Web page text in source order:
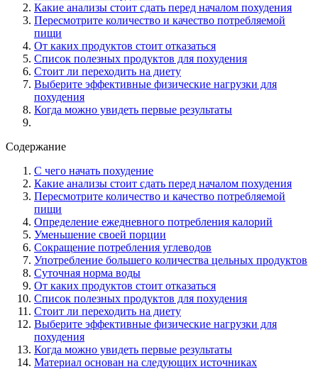
Какие анализы стоит сдать перед началом похудения
Пересмотрите количество и качество потребляемой
пищи
От каких продуктов стоит отказаться
Список полезных продуктов для похудения
Стоит ли переходить на диету
Выберите эффективные физические нагрузки для
похудения
Когда можно увидеть первые результаты
Содержание
С чего начать похудение
Какие анализы стоит сдать перед началом похудения
Пересмотрите количество и качество потребляемой
пищи
Определение ежедневного потребления калорий
Уменьшение своей порции
Сокращение потребления углеводов
Употребление большего количества цельных продуктов
Суточная норма воды
От каких продуктов стоит отказаться
Список полезных продуктов для похудения
Стоит ли переходить на диету
Выберите эффективные физические нагрузки для
похудения
Когда можно увидеть первые результаты
Материал основан на следующих источниках